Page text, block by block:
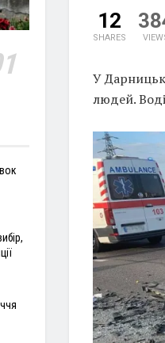
12
SHARES
У
людей.